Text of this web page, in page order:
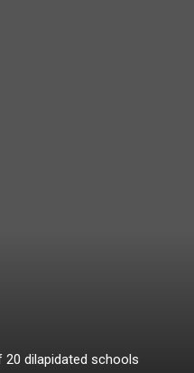
20 dilapidated schools